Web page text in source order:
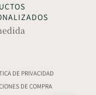
DE PRIVACIDAD
DE COMPRA